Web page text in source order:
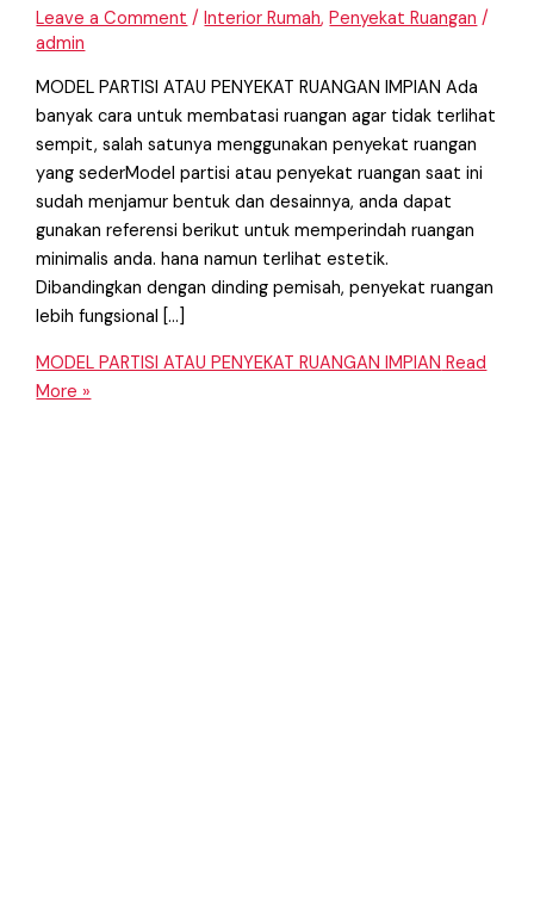
Leave a Comment /Interior Rumah,Penyekat Ruangan /
admin
MODEL PARTISI ATAU PENYEKAT RUANGAN IMPIAN Ada
banyak cara untuk membatasi ruangan agar tidak terlihat
sempit, salah satunya menggunakan penyekat ruangan
yang sederModel partisi atau penyekat ruangan saat ini
sudah menjamur bentuk dan desainnya, anda dapat
gunakan referensi berikut untuk memperindah ruangan
minimalis anda. hana namun terlihat estetik.
Dibandingkan dengan dinding pemisah, penyekat ruangan
lebih fungsional […]
MODEL PARTISI ATAU PENYEKAT RUANGAN IMPIAN Read
More »